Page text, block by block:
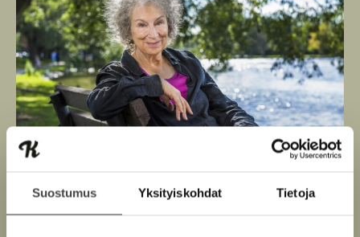
Suostumus Yksityiskohdat Tietoja